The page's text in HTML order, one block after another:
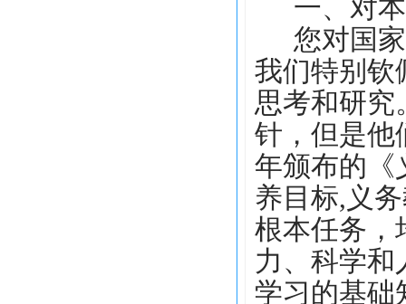
一、 对
您对国
我们特别钦
思考和研究
针，但是他
年颁布的《
养目标,义
根本任务，
力、科学和
学习的基础